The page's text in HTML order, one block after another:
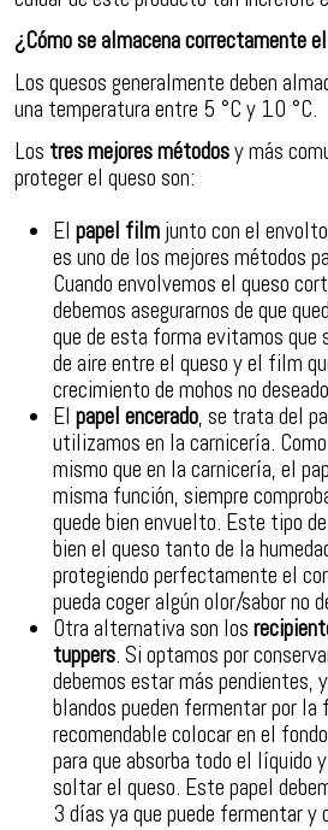
¿Cómo se almacena correctamente
Los quesos generalmente deben
una temperatura entre 5 °C y 10 °C.
Los tres mejores métodosy más
proteger el queso son:
El papel film junto con el
es uno de los mejores métodos
Cuando envolvemos el queso
debemos asegurarnos de que
que de esta forma evitamos que
de aire entre el queso y el film
crecimiento de mohos no
El papel encerado, se trata del
utilizamos en la carnicería.
mismo que en la carnicería, el
misma función, siempre
quede bien envuelto. Este tipo
bien el queso tanto de la
protegiendo perfectamente el
pueda coger algún olor/sabor no
Otra alternativa son los
tuppers. Si optamos por
debemos estar más pendientes,
blandos pueden fermentar por
recomendable colocar en el
para que absorba todo el líquido
soltar el queso. Este papel
3 días ya que puede fermentar y